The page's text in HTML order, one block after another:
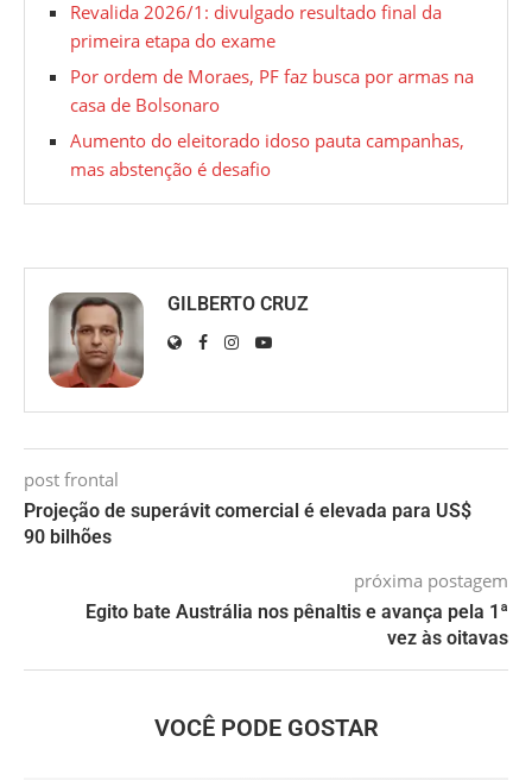
Revalida 2026/1: divulgado resultado final da
primeira etapa do exame
Por ordem de Moraes, PF faz busca por armas na
casa de Bolsonaro
Aumento do eleitorado idoso pauta campanhas,
mas abstenção é desafio
GILBERTO CRUZ
post frontal
Projeção de superávit comercial é elevada para US$
90 bilhões
próxima postagem
Egito bate Austrália nos pênaltis e avança pela 1ª
vez às oitavas
VOCÊ PODE GOSTAR